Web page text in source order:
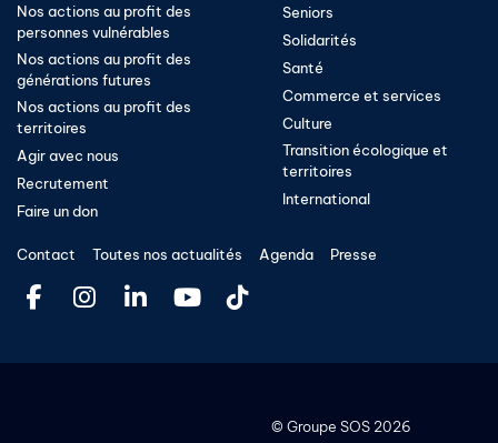
Nos actions au profit des
personnes vulnérables
Nos actions au profit des
générations futures
Nos actions au profit des
territoires
Agir avec nous
Recrutement
Faire un don
Seniors
Solidarités
Santé
Commerce et services
Culture
Transition écologique et
territoires​
International
Contact Toutes nos actualités Agenda Presse
© Groupe SOS 2026